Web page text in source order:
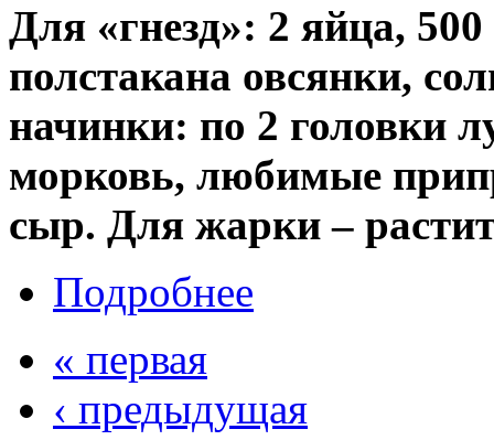
Для «гнезд»: 2 яйца,
полстакана овсянки,
начинки: по 2 головки
морковь, любимые
сыр. Для жарки –
Подробнее
« первая
‹ предыдущая